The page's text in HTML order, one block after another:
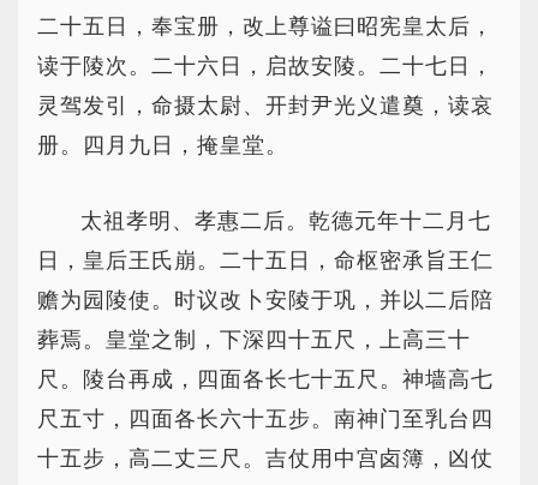
二十五日，奉宝册，改上尊谥曰昭宪皇太后，
读于陵次。二十六日，启故安陵。二十七日，
灵驾发引，命摄太尉、开封尹光义遣奠，读哀
册。四月九日，掩皇堂。
太祖孝明、孝惠二后。乾德元年十二月七
日，皇后王氏崩。二十五日，命枢密承旨王仁
赡为园陵使。时议改卜安陵于巩，并以二后陪
葬焉。皇堂之制，下深四十五尺，上高三十
尺。陵台再成，四面各长七十五尺。神墙高七
尺五寸，四面各长六十五步。南神门至乳台四
十五步，高二丈三尺。吉仗用中宫卤簿，凶仗